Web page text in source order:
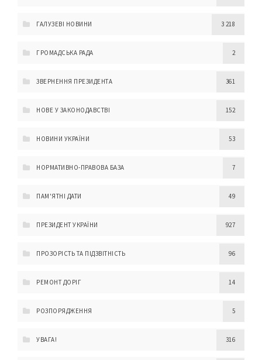
ГАЛУЗЕВІ НОВИНИ 3 218
ГРОМАДСЬКА РАДА 2
ЗВЕРНЕННЯ ПРЕЗИДЕНТА 361
НОВЕ У ЗАКОНОДАВСТВІ 152
НОВИНИ УКРАЇНИ 53
НОРМАТИВНО-ПРАВОВА БАЗА 7
ПАМ'ЯТНІ ДАТИ 49
ПРЕЗИДЕНТ УКРАЇНИ 927
ПРОЗОРІСТЬ ТА ПІДЗВІТНІСТЬ 96
РЕМОНТ ДОРІГ 14
РОЗПОРЯДЖЕННЯ 5
УВАГА! 316